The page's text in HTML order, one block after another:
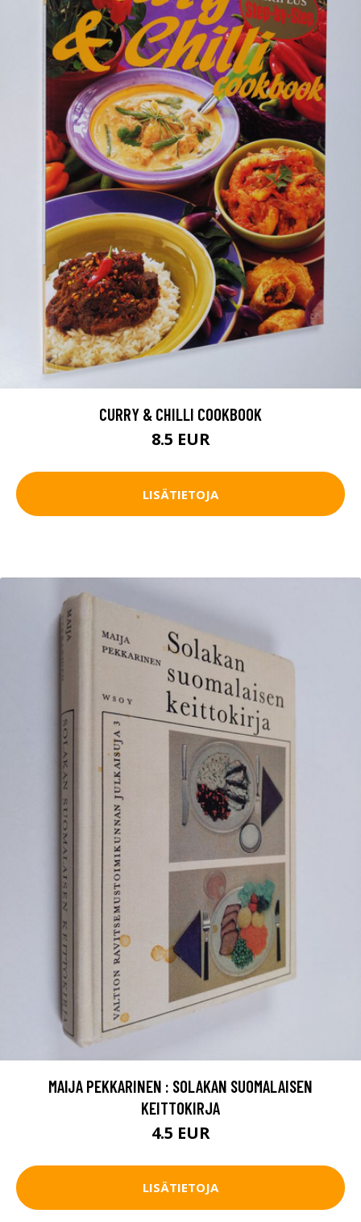
CURRY & CHILLI COOKBOOK
8.5 EUR
LISÄTIETOJA
MAIJA PEKKARINEN : SOLAKAN SUOMALAISEN
KEITTOKIRJA
4.5 EUR
LISÄTIETOJA